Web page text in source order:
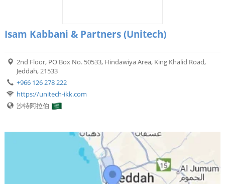
Isam Kabbani & Partners (Unitech)
2nd Floor, PO Box No. 50533, Hindawiya Area, King Khalid Road,
Jeddah, 21533
+966 126 278 222
https://unitech-ikk.com
沙特阿拉伯